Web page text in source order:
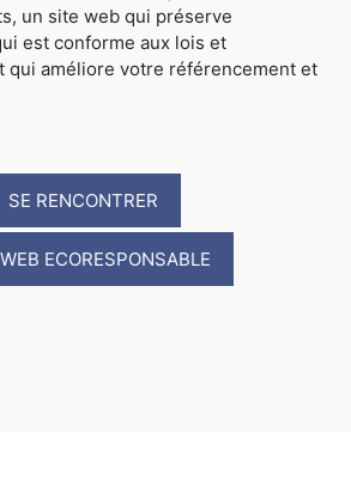
un site web qui préserve
est conforme aux lois et
qui améliore votre référencement et
SE RENCONTRER
ECORESPONSABLE